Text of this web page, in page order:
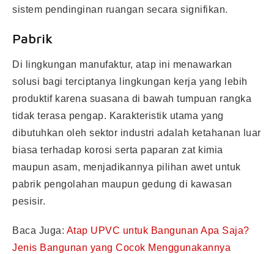
sistem pendinginan ruangan secara signifikan.
Pabrik
Di lingkungan manufaktur, atap ini menawarkan
solusi bagi terciptanya lingkungan kerja yang lebih
produktif karena suasana di bawah tumpuan rangka
tidak terasa pengap. Karakteristik utama yang
dibutuhkan oleh sektor industri adalah ketahanan luar
biasa terhadap korosi serta paparan zat kimia
maupun asam, menjadikannya pilihan awet untuk
pabrik pengolahan maupun gedung di kawasan
pesisir.
Baca Juga: Atap UPVC untuk Bangunan Apa Saja?
Jenis Bangunan yang Cocok Menggunakannya